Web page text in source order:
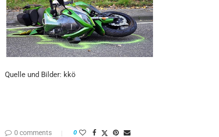
Quelle und Bilder: kkö
0 comments 0